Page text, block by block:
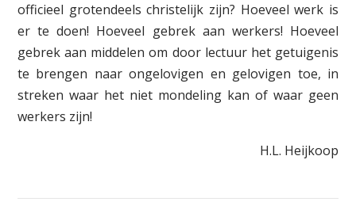
officieel grotendeels christelijk zijn? Hoeveel werk is
er te doen! Hoeveel gebrek aan werkers! Hoeveel
gebrek aan middelen om door lectuur het getuigenis
te brengen naar ongelovigen en gelovigen toe, in
streken waar het niet mondeling kan of waar geen
werkers zijn!
H.L. Heijkoop